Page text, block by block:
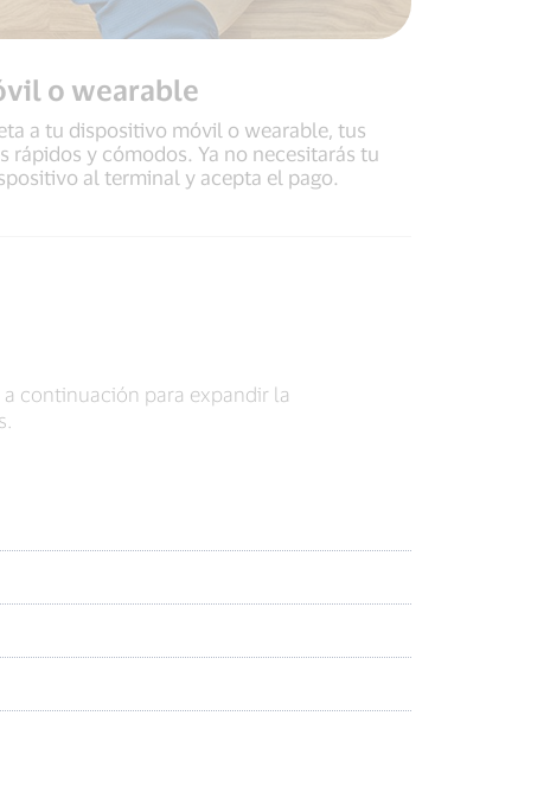
o wearable
a tu dispositivo móvil o wearable, tus
rápidos y cómodos. Ya no necesitarás tu
al terminal y acepta el pago.
continuación para expandir la